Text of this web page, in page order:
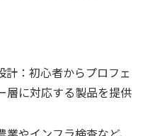
計：初心者からプロフェ
層に対応する製品を提供